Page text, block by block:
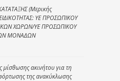
(Μερικής
ΥΕ ΠΡΟΣΩΠΙΚΟΥ
ΧΩΡΩΝ/ΥΕ ΠΡΟΣΩΠΙΚΟΥ
ΜΟΝΑΔΩΝ
ακινήτου για τη
της ανακύκλωσης